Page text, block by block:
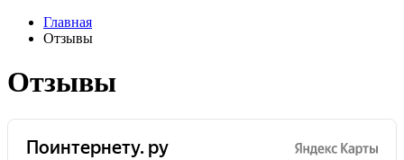
Главная
Отзывы
Отзывы